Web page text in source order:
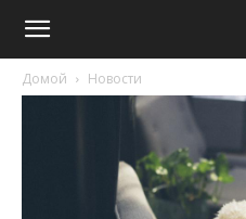
Домой Новости